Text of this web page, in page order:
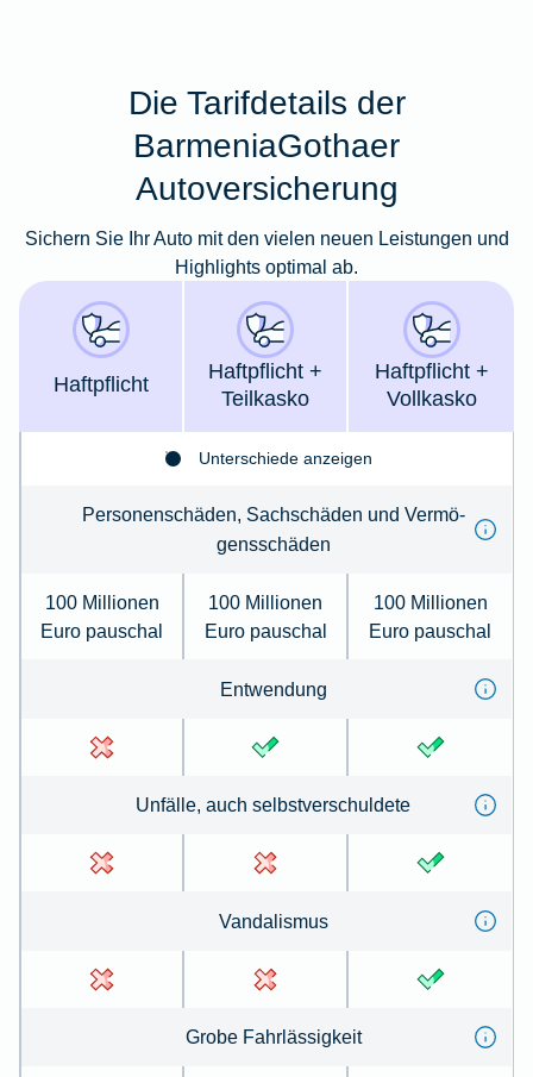
Die Tarifdetails der
BarmeniaGothaer
Autoversicherung
Sichern Sie Ihr Auto mit den vielen neuen Leistungen und
Highlights optimal ab.
Haft­pflicht
Haft­pflicht +
Teil­kasko
Haft­pflicht +
Voll­kasko
Unterschiede anzeigen
Per­sonenschäden, Sachschäden und Ver­mö­
gens­schä­den
100 Millionen
Euro pauschal
100 Millionen
Euro pauschal
100 Millionen
Euro pauschal
Ent­wen­dung
Un­fälle, auch selbst­ver­schul­de­te
Van­dal­is­mus
Gro­be Fahrl­ässig­keit